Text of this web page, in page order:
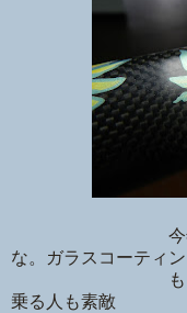
今年の夏は満
な。ガラスコーティ
もうこれは
乗る人も素敵